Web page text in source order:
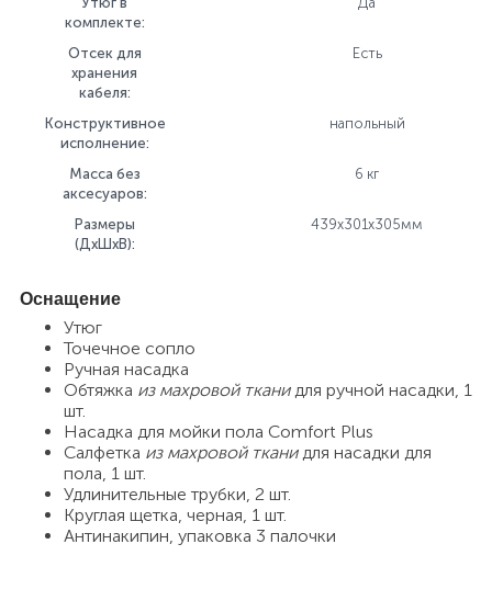
комплекте:
Отсек для
хранения
кабеля:
Есть
Конструктивное
исполнение:
напольный
Масса без
аксесуаров:
6 кг
Размеры
(ДхШхВ):
439x301x305мм
Оснащение
Утюг
Точечное сопло
Ручная насадка
Обтяжка из махровой тканидля ручной насадки, 1
шт.
Насадка для мойки пола Comfort Plus
Салфетка из махровой тканидля насадки для
пола, 1 шт.
Удлинительные трубки, 2 шт.
Круглая щетка, черная, 1 шт.
Антинакипин, упаковка 3 палочки